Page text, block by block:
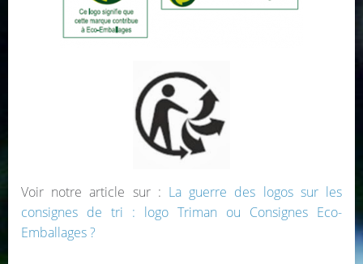
Voir notre article sur : La guerre des logos sur les
consignes de tri : logo Triman ou Consignes Eco-
Emballages ?